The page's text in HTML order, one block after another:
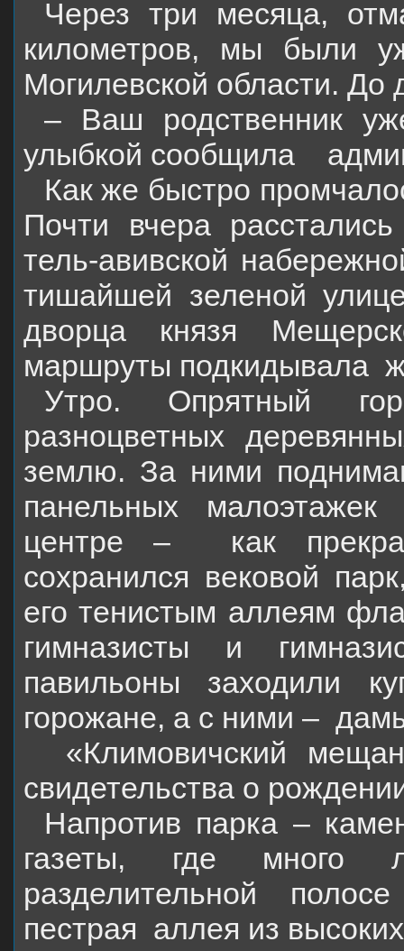
Через три месяца,
километров, мы были
Могилевской области. До
– Ваш родственник
улыбкой сообщила
Как же быстро
Почти вчера
тель-авивской
тишайшей зеленой
дворца князя
маршруты подкидывала
Утро. Опрятный
разноцветных
землю. За ними
панельных
центре –
как
сохранился вековой
его тенистым аллеям
гимназисты и
павильоны заходили
горожане, а с ними –
«Климовичский
свидетельства о
Напротив парка –
газеты, где много
разделительной
пестрая аллея из